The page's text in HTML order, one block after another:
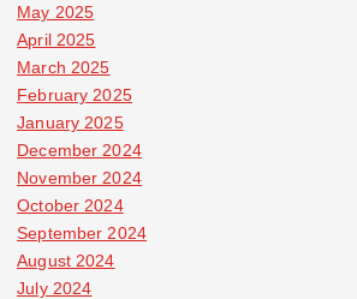
May 2025
April 2025
March 2025
February 2025
January 2025
December 2024
November 2024
October 2024
September 2024
August 2024
July 2024